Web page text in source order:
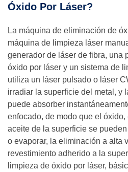
Óxido Por Láser?
La máquina de eliminación de
máquina de limpieza láser
generador de láser de fibra, una
óxido por láser y un sistema de
utiliza un láser pulsado o láser
irradiar la superficie del metal, y
puede absorber
enfocado, de modo que el óxido,
aceite de la superficie se
o evaporar, la eliminación a alta
revestimiento adherido a la
limpieza de óxido por láser,